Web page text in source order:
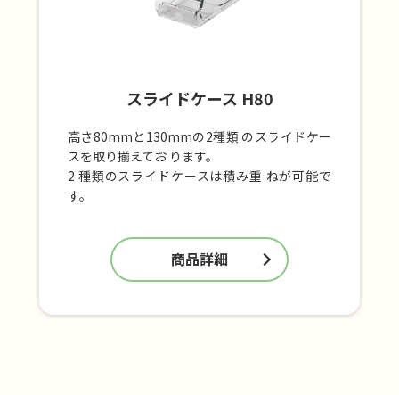
スライドケース H80
高さ80mmと130mmの2種類 のスライドケー
スを取り揃えてお ります。
2 種類のスライドケースは積み重 ねが可能で
す。
商品詳細